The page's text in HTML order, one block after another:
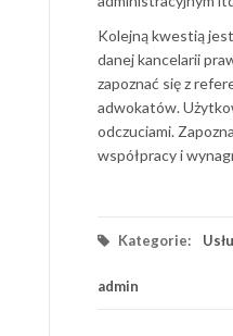
Kolejną kwestią
danej kancelarii
zapoznać się z
adwokatów.
odczuciami.
współpracy i
Kategorie:
admin